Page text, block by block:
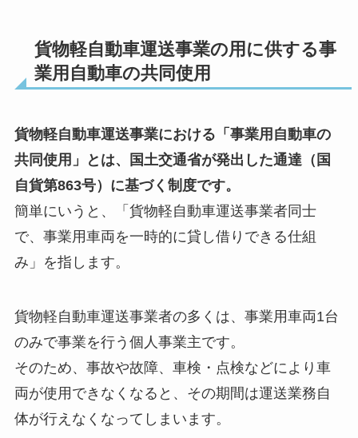
貨物軽自動車運送事業の用に供する事
業用自動車の共同使用
貨物軽自動車運送事業における「事業用自動車の
共同使用」とは、国土交通省が発出した通達（国
自貨第863号）に基づく制度です。
簡単にいうと、「貨物軽自動車運送事業者同士
で、事業用車両を一時的に貸し借りできる仕組
み」を指します。
貨物軽自動車運送事業者の多くは、事業用車両1台
のみで事業を行う個人事業主です。
そのため、事故や故障、車検・点検などにより車
両が使用できなくなると、その期間は運送業務自
体が行えなくなってしまいます。